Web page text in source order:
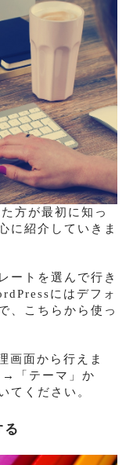
方が最初に知っ
に紹介していきま
ートを選んで行き
にはデフォ
、こちらから使っ
画面から行えま
→「テーマ」か
てください。
る